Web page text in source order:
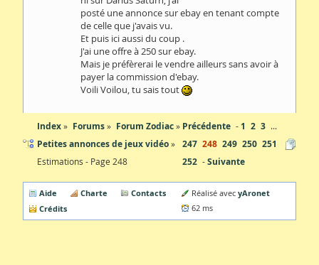
posté une annonce sur ebay en tenant compte
de celle que j'avais vu.
Et puis ici aussi du coup .
J'ai une offre à 250 sur ebay.
Mais je préfèrerai le vendre ailleurs sans avoir à
payer la commission d'ebay.
Voili Voilou, tu sais tout
Index Forums
Forum Zodiac
Petites annonces de jeux vidéo
Estimations - Page 248
Précédente 1 2 3 ...
247 248 249 250 251
252
Suivante
Aide Charte
Contacts
Crédits
Réalisé avecyAronet
62 ms